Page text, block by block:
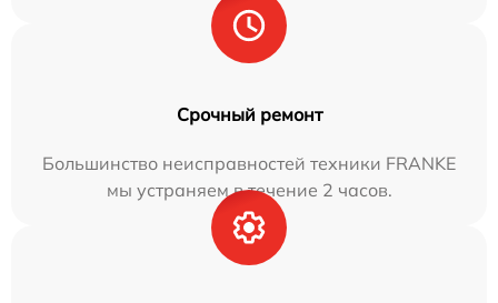
Срочный ремонт
Большинство неисправностей техники FRANKE
мы устраняем в течение 2 часов.